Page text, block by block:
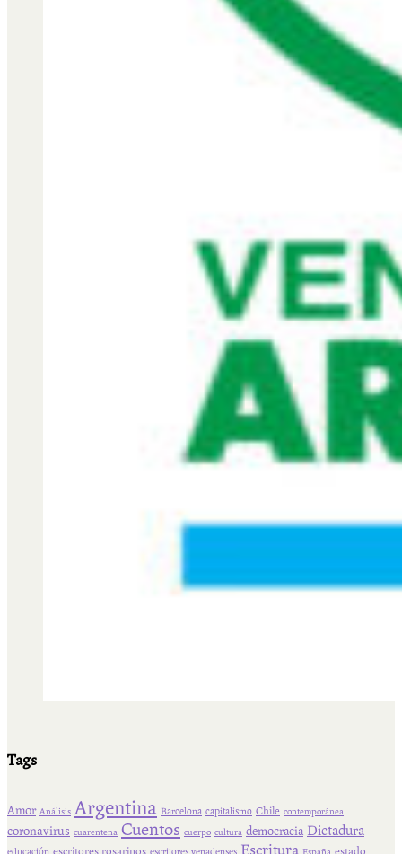
Tags
Amor Análisis Argentina Barcelona capitalismo Chile contemporánea
coronavirus cuarentena Cuentos cuerpo cultura democracia Dictadura
escritores rosarinos Escritura estado